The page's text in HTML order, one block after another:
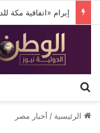
إبرام «اتفاقية مكة للدفاع
الرئيسية / أخبار مصر